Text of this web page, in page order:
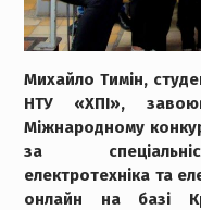
Михайло Тимін,
НТУ «ХПІ»,
Міжнародному
за
електротехніка та
онлайн на базі